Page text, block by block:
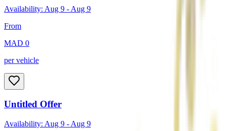
Availability: Aug 9 - Aug 9
From
MAD 0
per vehicle
Untitled Offer
Availability: Aug 9 - Aug 9